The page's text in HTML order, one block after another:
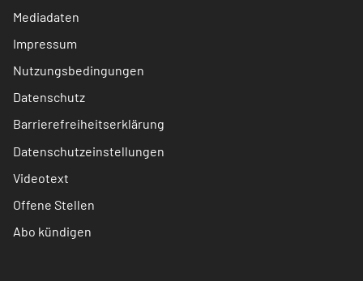
Mediadaten
Impressum
Nutzungsbedingungen
Datenschutz
Barrierefreiheitserklärung
Datenschutzeinstellungen
Videotext
Offene Stellen
Abo kündigen